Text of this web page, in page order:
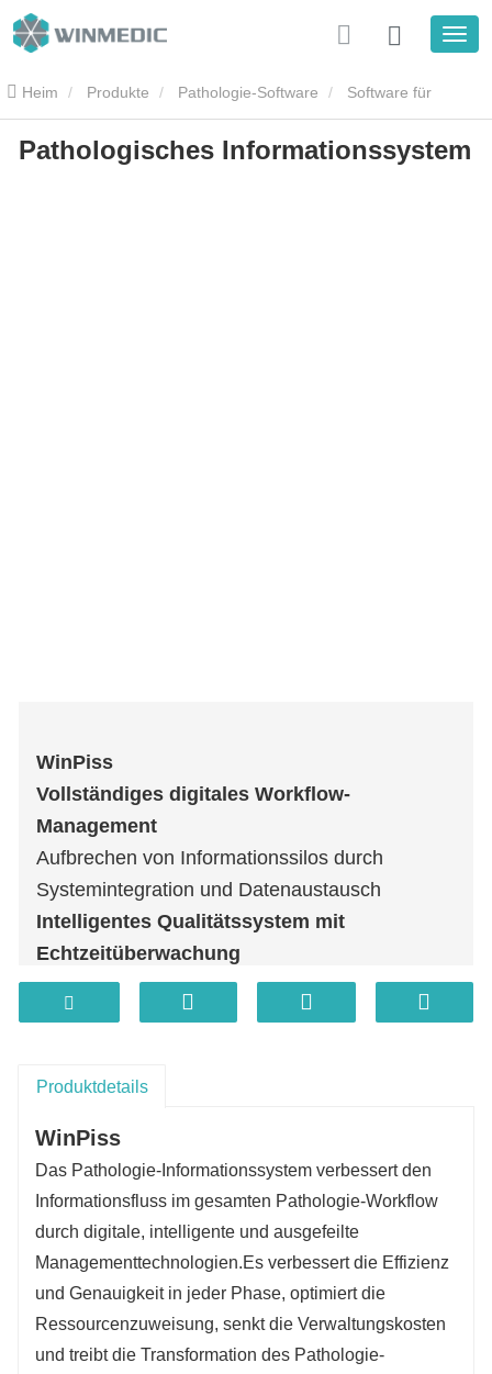
Heim Produkte Pathologie-Software Software für
Pathologielabore Pathologisches Informationssystem
Pathologisches Informationssystem
WinPiss
Vollständiges digitales Workflow-
Management
Aufbrechen von Informationssilos durch
Systemintegration und Datenaustausch
Intelligentes Qualitätssystem mit
Echtzeitüberwachung
Mehrstufige Überprüfung und
mehrdimensionale Datenanalyse
Workflow, Berichte und Vorlagen nach Bedarf
Benutzerfreundliche Oberfläche
Einfach, intuitiv und benutzerfreundlich
Produktdetails
WinPiss
Das Pathologie-Informationssystem verbessert den
Informationsfluss im gesamten Pathologie-Workflow
durch digitale, intelligente und ausgefeilte
Managementtechnologien.Es verbessert die Effizienz
und Genauigkeit in jeder Phase, optimiert die
Ressourcenzuweisung, senkt die Verwaltungskosten
und treibt die Transformation des Pathologie-